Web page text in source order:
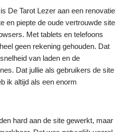
De Tarot Lezer aan een renovatie
en piepte de oude vertrouwde site
Met tablets en telefoons
geen rekening gehouden. Dat
van laden en de
Dat jullie als gebruikers de site
ik altijd als een enorm
hard aan de site gewerkt, maar